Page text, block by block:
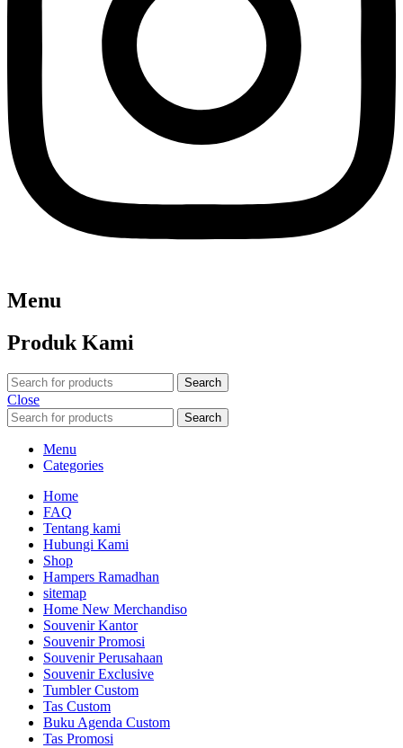
Menu
Produk Kami
Search
Close
Search
Menu
Categories
Home
FAQ
Tentang kami
Hubungi Kami
Shop
Hampers Ramadhan
sitemap
Home New Merchandiso
Souvenir Kantor
Souvenir Promosi
Souvenir Perusahaan
Souvenir Exclusive
Tumbler Custom
Tas Custom
Buku Agenda Custom
Tas Promosi